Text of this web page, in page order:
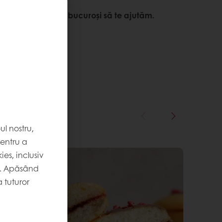
Suntem bucuroși să te ajutăm.
nostru,
a
inclusiv
Apăsând
tuturor